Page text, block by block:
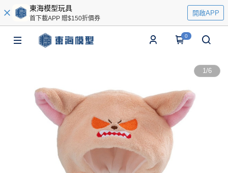
東海模型玩具
首下載APP 贈$150折價券
開啟APP
0
1/6